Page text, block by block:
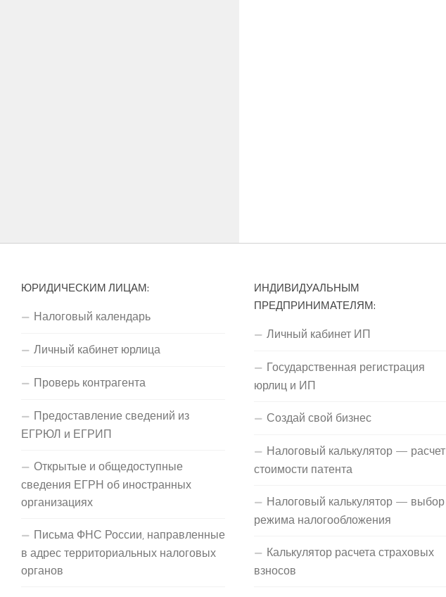
ЮРИДИЧЕСКИМ ЛИЦАМ:
Налоговый календарь
Личный кабинет юрлица
Проверь контрагента
Предоставление сведений из
ЕГРЮЛ и ЕГРИП
Открытые и общедоступные
сведения ЕГРН об иностранных
организациях
Письма ФНС России, направленные
в адрес территориальных налоговых
органов
ИНДИВИДУАЛЬНЫМ
ПРЕДПРИНИМАТЕЛЯМ:
Личный кабинет ИП
Государственная регистрация
юрлиц и ИП
Создай свой бизнес
Налоговый калькулятор — расчет
стоимости патента
Налоговый калькулятор — выбор
режима налогообложения
Калькулятор расчета страховых
взносов